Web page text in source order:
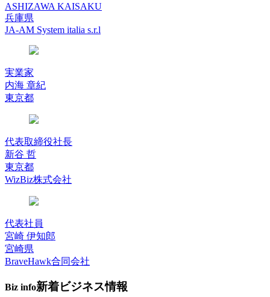
ASHIZAWA KAISAKU
兵庫県
JA-AM System italia s.r.l
実業家
内海 章紀
東京都
代表取締役社長
新谷 哲
東京都
WizBiz株式会社
代表社員
宮崎 伊知郎
宮崎県
BraveHawk合同会社
Biz info新着ビジネス情報